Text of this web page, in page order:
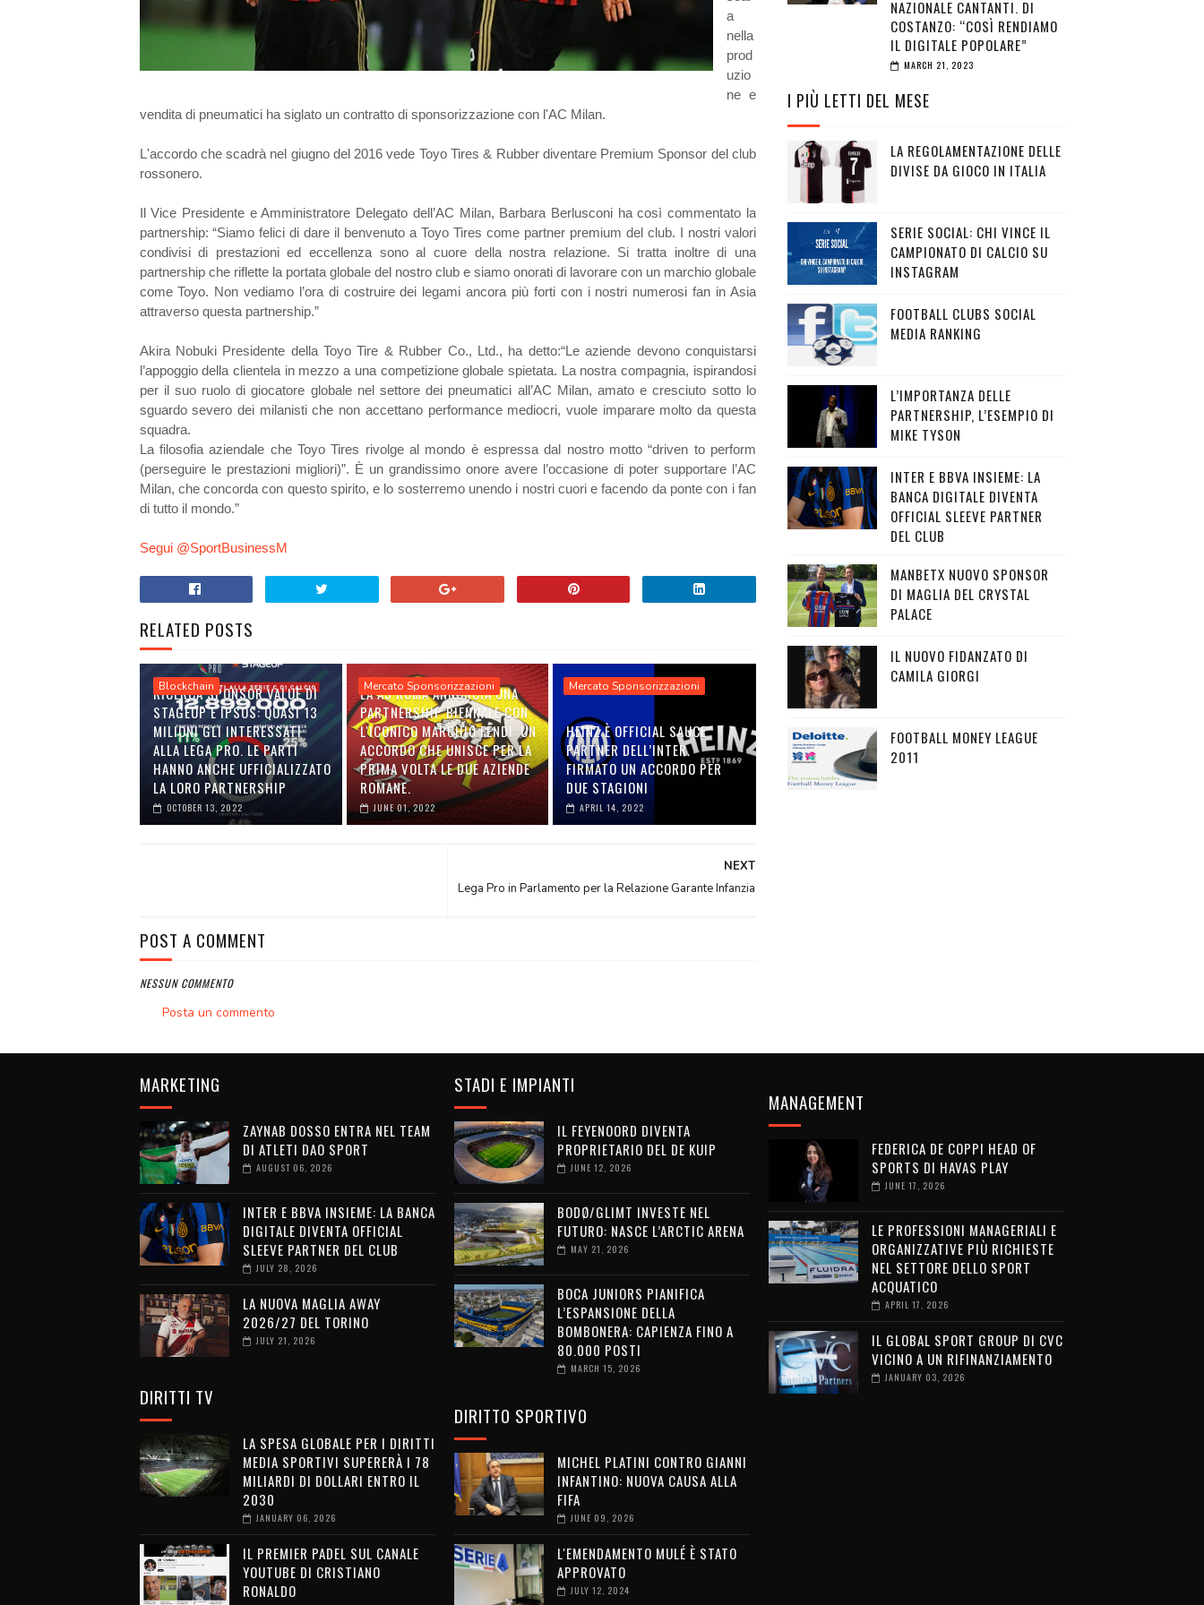
a
nella
prod
uzio
ne e
vendita di pneumatici ha siglato un contratto di sponsorizzazione con l'AC Milan.
L'accordo che scadrà nel giugno del 2016 vede Toyo Tires & Rubber diventare Premium Sponsor del club
rossonero.
Il Vice Presidente e Amministratore Delegato dell’AC Milan, Barbara Berlusconi ha così commentato la
partnership: “Siamo felici di dare il benvenuto a Toyo Tires come partner premium del club. I nostri valori
condivisi di prestazioni ed eccellenza sono al cuore della nostra relazione. Si tratta inoltre di una
partnership che riflette la portata globale del nostro club e siamo onorati di lavorare con un marchio globale
come Toyo. Non vediamo l’ora di costruire dei legami ancora più forti con i nostri numerosi fan in Asia
attraverso questa partnership.”
Akira Nobuki Presidente della Toyo Tire & Rubber Co., Ltd., ha detto:“Le aziende devono conquistarsi
l’appoggio della clientela in mezzo a una competizione globale spietata. La nostra compagnia, ispirandosi
per il suo ruolo di giocatore globale nel settore dei pneumatici all’AC Milan, amato e cresciuto sotto lo
sguardo severo dei milanisti che non accettano performance mediocri, vuole imparare molto da questa
squadra.
La filosofia aziendale che Toyo Tires rivolge al mondo è espressa dal nostro motto “driven to perform
(perseguire le prestazioni migliori)”. È un grandissimo onore avere l’occasione di poter supportare l’AC
Milan, che concorda con questo spirito, e lo sosterremo unendo i nostri cuori e facendo da ponte con i fan
di tutto il mondo.”
Segui @SportBusinessM
RELATED POSTS
Blockchain
RICERCA SPONSOR VALUE DI
STAGEUP E IPSOS: QUASI 13
MILIONI GLI INTERESSATI
ALLA LEGA PRO. LE PARTI
HANNO ANCHE UFFICIALIZZATO
LA LORO PARTNERSHIP
OCTOBER 13, 2022
Mercato Sponsorizzazioni
LA AS ROMA ANNUNCIA UNA
PARTNERSHIP BIENNALE CON
L'ICONICO MARCHIO FENDI: UN
ACCORDO CHE UNISCE PER LA
PRIMA VOLTA LE DUE AZIENDE
ROMANE.
JUNE 01, 2022
Mercato Sponsorizzazioni
HEINZ È OFFICIAL SAUCE
PARTNER DELL’INTER.
FIRMATO UN ACCORDO PER
DUE STAGIONI
APRIL 14, 2022
NEXT
Lega Pro in Parlamento per la Relazione Garante Infanzia
POST A COMMENT
NESSUN COMMENTO
Posta un commento
NAZIONALE CANTANTI. DI
COSTANZO: “COSÌ RENDIAMO
IL DIGITALE POPOLARE”
MARCH 21, 2023
I PIÙ LETTI DEL MESE
LA REGOLAMENTAZIONE DELLE
DIVISE DA GIOCO IN ITALIA
SERIE SOCIAL: CHI VINCE IL
CAMPIONATO DI CALCIO SU
INSTAGRAM
FOOTBALL CLUBS SOCIAL
MEDIA RANKING
L’IMPORTANZA DELLE
PARTNERSHIP, L’ESEMPIO DI
MIKE TYSON
INTER E BBVA INSIEME: LA
BANCA DIGITALE DIVENTA
OFFICIAL SLEEVE PARTNER
DEL CLUB
MANBETX NUOVO SPONSOR
DI MAGLIA DEL CRYSTAL
PALACE
IL NUOVO FIDANZATO DI
CAMILA GIORGI
FOOTBALL MONEY LEAGUE
2011
MARKETING
ZAYNAB DOSSO ENTRA NEL TEAM
DI ATLETI DAO SPORT
AUGUST 06, 2026
INTER E BBVA INSIEME: LA BANCA
DIGITALE DIVENTA OFFICIAL
SLEEVE PARTNER DEL CLUB
JULY 28, 2026
LA NUOVA MAGLIA AWAY
2026/27 DEL TORINO
JULY 21, 2026
DIRITTI TV
LA SPESA GLOBALE PER I DIRITTI
MEDIA SPORTIVI SUPERERÀ I 78
MILIARDI DI DOLLARI ENTRO IL
2030
JANUARY 06, 2026
IL PREMIER PADEL SUL CANALE
YOUTUBE DI CRISTIANO
RONALDO
STADI E IMPIANTI
IL FEYENOORD DIVENTA
PROPRIETARIO DEL DE KUIP
JUNE 12, 2026
BODØ/GLIMT INVESTE NEL
FUTURO: NASCE L’ARCTIC ARENA
MAY 21, 2026
BOCA JUNIORS PIANIFICA
L’ESPANSIONE DELLA
BOMBONERA: CAPIENZA FINO A
80.000 POSTI
MARCH 15, 2026
DIRITTO SPORTIVO
MICHEL PLATINI CONTRO GIANNI
INFANTINO: NUOVA CAUSA ALLA
FIFA
JUNE 09, 2026
L'EMENDAMENTO MULÉ È STATO
APPROVATO
JULY 12, 2024
MANAGEMENT
FEDERICA DE COPPI HEAD OF
SPORTS DI HAVAS PLAY
JUNE 17, 2026
LE PROFESSIONI MANAGERIALI E
ORGANIZZATIVE PIÙ RICHIESTE
NEL SETTORE DELLO SPORT
ACQUATICO
APRIL 17, 2026
IL GLOBAL SPORT GROUP DI CVC
VICINO A UN RIFINANZIAMENTO
JANUARY 03, 2026